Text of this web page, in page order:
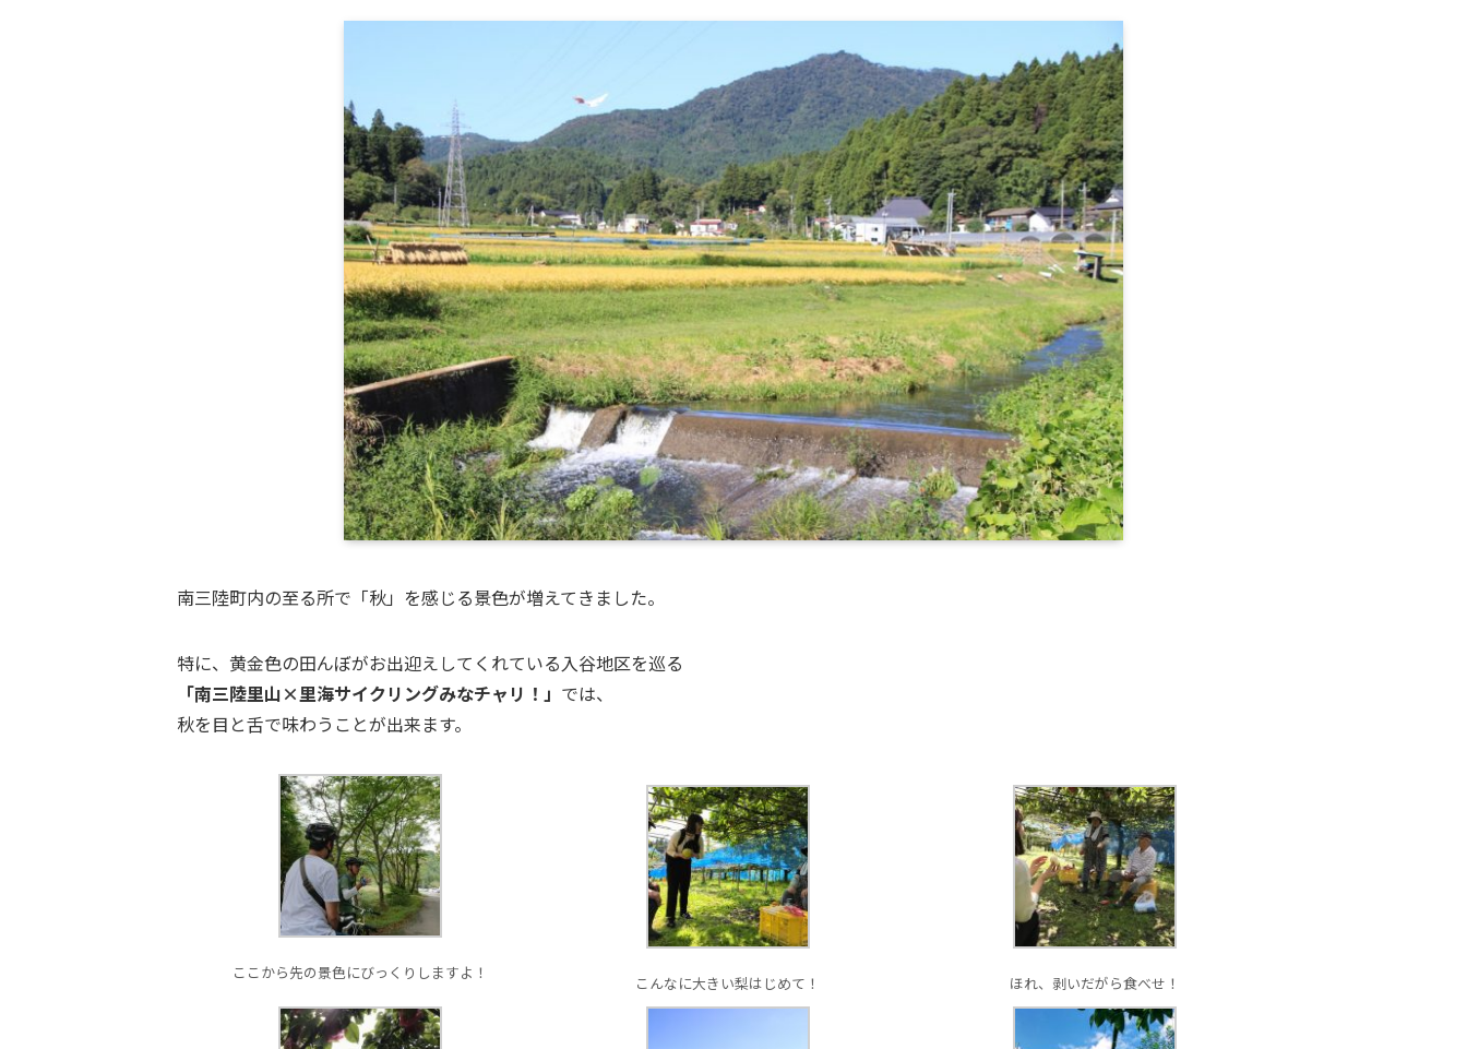
南三陸町内の至る所で「秋」を感じる景色が増えてきました。
特に、黄金色の田んぼがお出迎えしてくれている入谷地区を巡る
「南三陸里山×里海サイクリングみなチャリ！」 では、
秋を目と舌で味わうことが出来ます。
ここから先の景色にびっくりしますよ！
こんなに大きい梨はじめて！ ほれ、剥いだがら食べせ！